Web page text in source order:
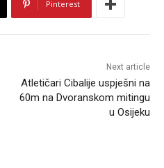
Pinterest
Next article
Atletičari Cibalije uspješni na
60m na Dvoranskom mitingu
u Osijeku